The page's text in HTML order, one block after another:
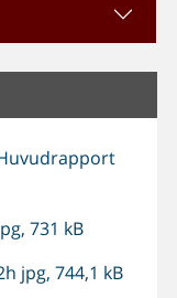
731 kB
jpg, 744,1 kB